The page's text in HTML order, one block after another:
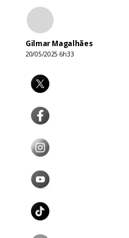
Gilmar Magalhães
20/05/2025 6h33